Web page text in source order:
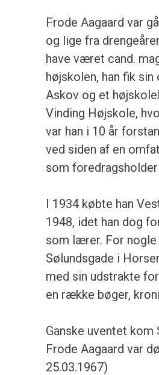
Frode Aagaard var
og lige fra
have været cand.
højskolen, han fik
Askov og et
Vinding Højskole,
var han i 10 år
ved siden af en
som
I 1934 købte han
1948, idet han dog
som lærer. For nogle
Sølundsgade i
med sin udstrakte
en række bøger,
Ganske uventet
Frode Aagaard var
25.03.1967)